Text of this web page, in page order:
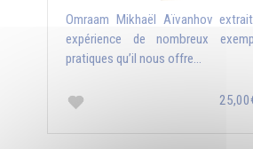
Omraam Mikhaël Aïvanhov
expérience de nombreux
pratiques qu’il nous offre...